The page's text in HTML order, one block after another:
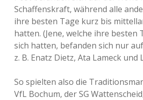
Schaffenskraft, während alle
ihre besten Tage kurz bis
hatten. (Jene, welche ihre besten
sich hatten, befanden sich nur
z. B. Enatz Dietz, Ata Lameck und
So spielten also die
VfL Bochum, der SG